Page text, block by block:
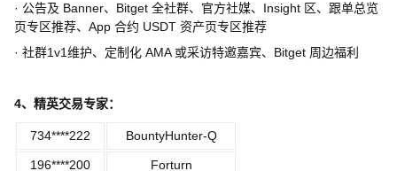
· 公告及 Banner、 Bitget 全社群、官方社媒、 Insight 区、跟单总览
页专区推荐、 App 合约 USDT 资产页专区推荐
· 社群1v1维护、定制化 AMA 或采访特邀嘉宾、 Bitget 周边福利
4、精英交易专家：
734****222 BountyHunter-Q
196****200 Forturn